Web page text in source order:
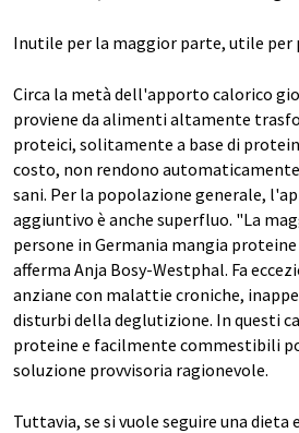
Inutile per la maggior parte, utile per
Circa la metà dell'apporto calorico
proviene da alimenti altamente
proteici, solitamente a base di
costo, non rendono
sani. Per la popolazione generale,
aggiuntivo è anche superfluo. "La
persone in Germania mangia proteine
afferma Anja Bosy-Westphal. Fa
anziane con malattie croniche,
disturbi della deglutizione. In questi
proteine e facilmente commestibili
soluzione provvisoria ragionevole.
Tuttavia, se si vuole seguire una